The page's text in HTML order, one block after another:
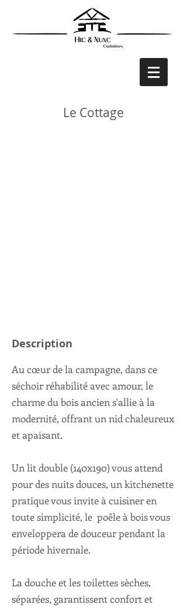
Le Cottage
Description
Au cœur de la campagne, dans ce
séchoir réhabilité avec amour, le
charme du bois ancien s'allie à la
modernité, offrant un nid chaleureux
et apaisant.
Un lit double (140x190) vous attend
pour des nuits douces, un kitchenette
pratique vous invite à cuisiner en
toute simplicité, le poêle à bois vous
enveloppera de douceur pendant la
période hivernale.
La douche et les toilettes sèches,
séparées, garantissent confort et